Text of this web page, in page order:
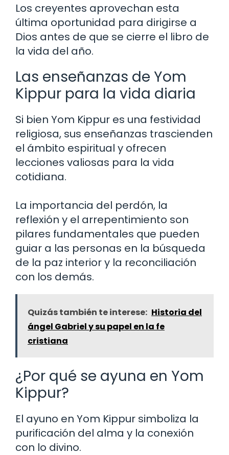
Los creyentes aprovechan esta
última oportunidad para dirigirse a
Dios antes de que se cierre el libro de
la vida del año.
Las enseñanzas de Yom
Kippur para la vida diaria
Si bien Yom Kippur es una festividad
religiosa, sus enseñanzas trascienden
el ámbito espiritual y ofrecen
lecciones valiosas para la vida
cotidiana.
La importancia del perdón, la
reflexión y el arrepentimiento son
pilares fundamentales que pueden
guiar a las personas en la búsqueda
de la paz interior y la reconciliación
con los demás.
Quizás también te interese: Historia del
ángel Gabriel y su papel en la fe
cristiana
¿Por qué se ayuna en Yom
Kippur?
El ayuno en Yom Kippur simboliza la
purificación del alma y la conexión
con lo divino.